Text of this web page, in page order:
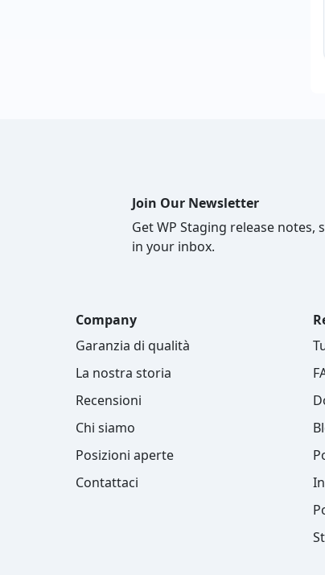
Join Our Newsletter
Get WP Staging release
in your inbox.
Company
Garanzia di qualità
La nostra storia
Recensioni
Chi siamo
Posizioni aperte
Contattaci